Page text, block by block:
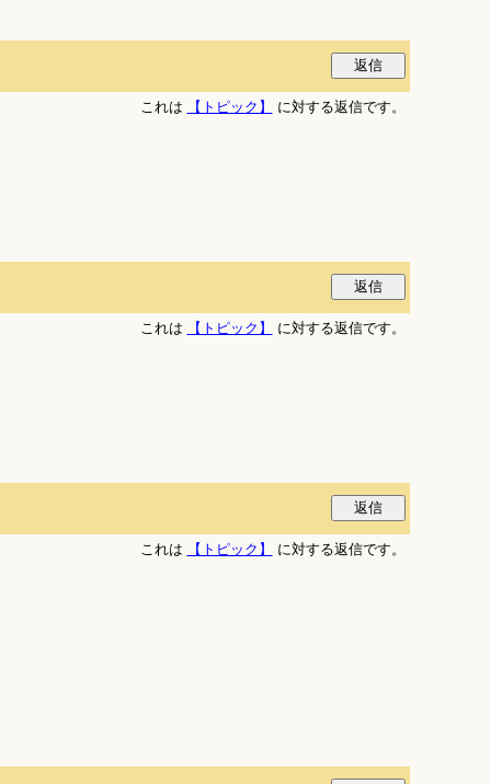
これは 【トピック】 に対する返信です。
これは 【トピック】 に対する返信です。
これは 【トピック】 に対する返信です。